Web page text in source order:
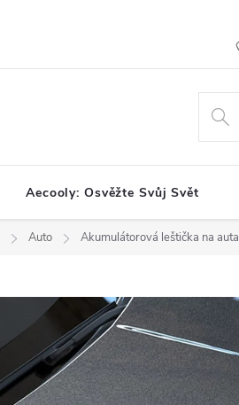
Aecooly: Osvěžte Svůj Svět
Auto Akumulátorová leštička na auta